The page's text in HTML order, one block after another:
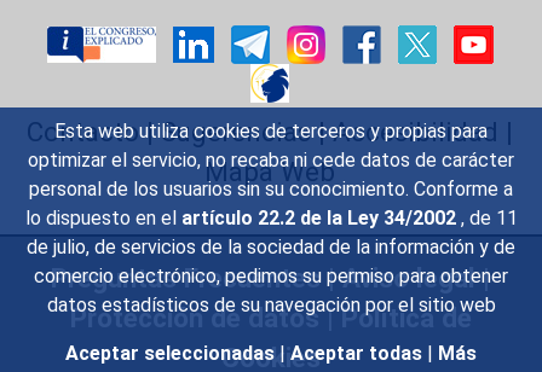
Esta web utiliza cookies de terceros y propias para
optimizar el servicio, no recaba ni cede datos de carácter
personal de los usuarios sin su conocimiento. Conforme a
lo dispuesto en el artículo 22.2 de la Ley 34/2002 , de 11
de julio, de servicios de la sociedad de la información y de
comercio electrónico, pedimos su permiso para obtener
datos estadísticos de su navegación por el sitio web
Aceptar seleccionadas | Aceptar todas | Más
Contacto|Sugerencias|Accesibilidad |
Mapa Web
Preguntas Frecuentes|Aviso legal|
Protección de datos|Política de
Cookies